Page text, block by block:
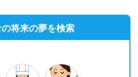
将来の夢を検索